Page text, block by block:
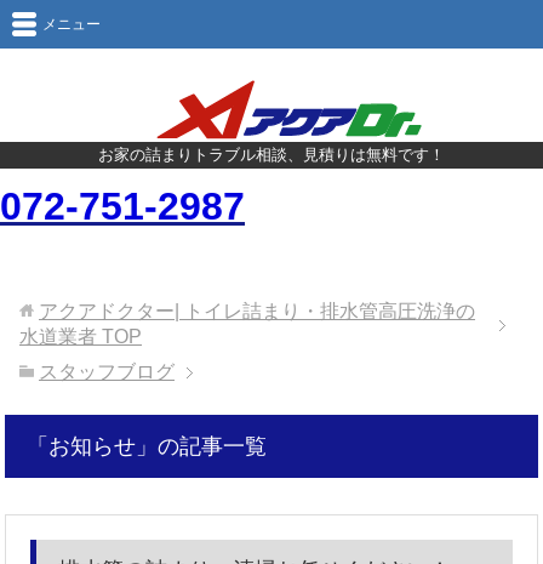
お家の詰まりトラブル相談、見積りは無料です！
072-751-2987
メニュー
アクアドクター| トイレ詰まり・排水管高圧洗浄の
水道業者 TOP
スタッフブログ
「お知らせ」の記事一覧